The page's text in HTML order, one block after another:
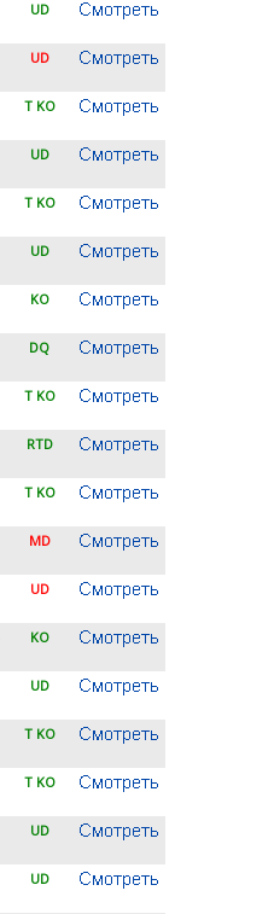
UD
UD
T KO
UD
T KO
UD
KO
DQ
T KO
RTD
T KO
MD
UD
KO
UD
T KO
T KO
UD
UD